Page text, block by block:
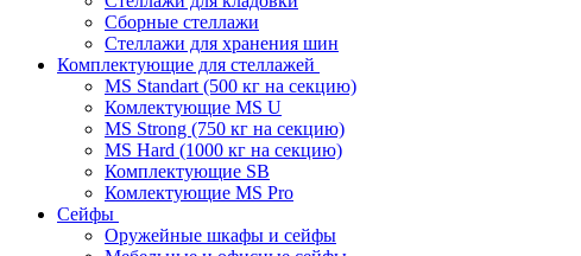
Сборные стеллажи
Стеллажи для хранения шин
Комплектующие для стеллажей
MS Standart (500 кг на секцию)
Комлектующие MS U
MS Strong (750 кг на секцию)
MS Hard (1000 кг на секцию)
Комплектующие SB
Комлектующие MS Pro
Сейфы
Оружейные шкафы и сейфы